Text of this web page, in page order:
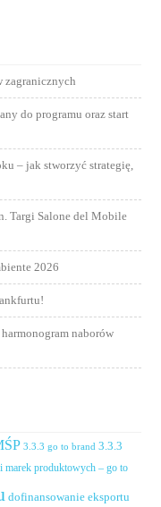
zagranicznych
do programu oraz start
– jak stworzyć strategię,
Targi Salone del Mobile
2026
naborów
3.3.3 go to brand 3.3.3
marek produktowych – go to
dofinansowanie eksportu